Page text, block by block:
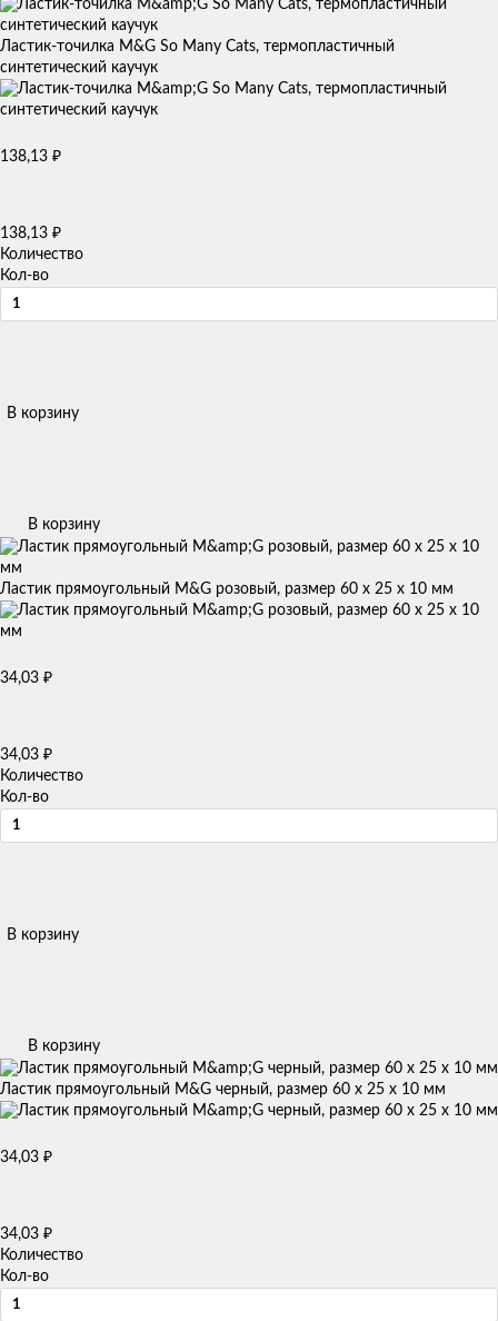
Ластик-точилка M&G So Many Cats, термопластичный
синтетический каучук
138,13 ₽
138,13 ₽
Количество
Кол-во
В корзину
В корзину
Ластик прямоугольный M&G розовый, размер 60 x 25 x 10 мм
34,03 ₽
34,03 ₽
Количество
Кол-во
В корзину
В корзину
Ластик прямоугольный M&G черный, размер 60 x 25 x 10 мм
34,03 ₽
34,03 ₽
Количество
Кол-во